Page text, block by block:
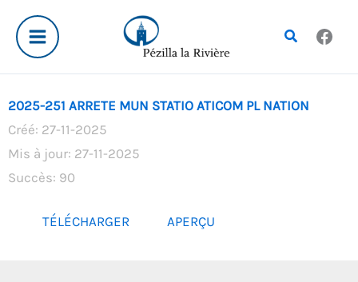
contenu
Rechercher
2025-251 ARRETE MUN STATIO ATICOM PL NATION
Créé: 27-11-2025
Mis à jour: 27-11-2025
Succès: 90
TÉLÉCHARGER APERÇU